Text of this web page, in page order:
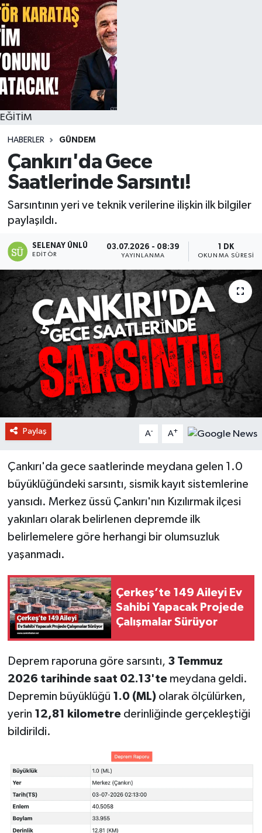
EĞİTİM
HABERLER GÜNDEM
Çankırı'da Gece
Saatlerinde Sarsıntı!
Sarsıntının yeri ve teknik verilerine ilişkin ilk bilgiler
paylaşıldı.
SELENAY ÜNLÜ
EDITÖR
03.07.2026 - 08:39
YAYINLANMA
1 DK
OKUNMA SÜRESI
Paylaş A- A+
Çankırı'da gece saatlerinde meydana gelen 1.0
büyüklüğündeki sarsıntı, sismik kayıt sistemlerine
yansıdı. Merkez üssü Çankırı'nın Kızılırmak ilçesi
yakınları olarak belirlenen depremde ilk
belirlemelere göre herhangi bir olumsuzluk
yaşanmadı.
Çerkeş’te 149 Aileyi Ev
Sahibi Yapacak Projede
Çalışmalar Sürüyor
Deprem raporuna göre sarsıntı, 3 Temmuz
2026 tarihinde saat 02.13'temeydana geldi.
Depremin büyüklüğü 1.0 (ML)olarak ölçülürken,
yerin 12,81 kilometrederinliğinde gerçekleştiği
bildirildi.